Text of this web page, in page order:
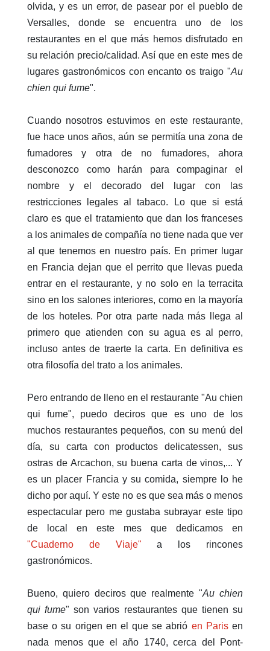
olvida, y es un error, de pasear por el pueblo de
Versalles, donde se encuentra uno de los
restaurantes en el que más hemos disfrutado en
su relación precio/calidad. Así que en este mes de
lugares gastronómicos con encanto os traigo "Au
chien qui fume".
Cuando nosotros estuvimos en este restaurante,
fue hace unos años, aún se permitía una zona de
fumadores y otra de no fumadores, ahora
desconozco como harán para compaginar el
nombre y el decorado del lugar con las
restricciones legales al tabaco. Lo que si está
claro es que el tratamiento que dan los franceses
a los animales de compañía no tiene nada que ver
al que tenemos en nuestro país. En primer lugar
en Francia dejan que el perrito que llevas pueda
entrar en el restaurante, y no solo en la terracita
sino en los salones interiores, como en la mayoría
de los hoteles. Por otra parte nada más llega al
primero que atienden con su agua es al perro,
incluso antes de traerte la carta. En definitiva es
otra filosofía del trato a los animales.
Pero entrando de lleno en el restaurante "Au chien
qui fume", puedo deciros que es uno de los
muchos restaurantes pequeños, con su menú del
día, su carta con productos delicatessen, sus
ostras de Arcachon, su buena carta de vinos,... Y
es un placer Francia y su comida, siempre lo he
dicho por aquí. Y este no es que sea más o menos
espectacular pero me gustaba subrayar este tipo
de local en este mes que dedicamos en
"Cuaderno de Viaje" a los rincones
gastronómicos.
Bueno, quiero deciros que realmente "Au chien
qui fume" son varios restaurantes que tienen su
base o su origen en el que se abrió en Parisen
nada menos que el año 1740, cerca del Pont-